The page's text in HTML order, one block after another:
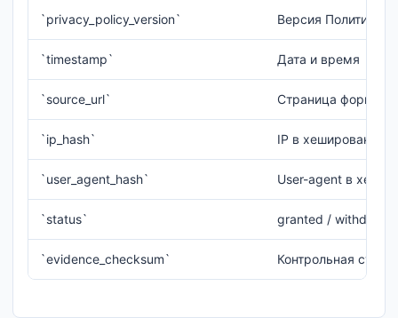
`privacy_policy_version` Версия Политики
`timestamp` Дата и время
`source_url` Страница формы
`ip_hash` IP в
`user_agent_hash` User-agent в
`status` granted / withdrawn
`evidence_checksum` Контрольная